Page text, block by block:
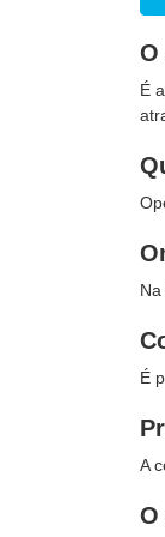
O
É
Na
É
A
O